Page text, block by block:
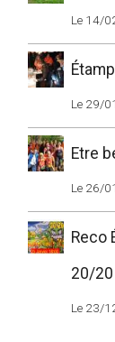
Le 14/
Le 29/
Etre
Le 26/
Reco
20/20
Le 23/